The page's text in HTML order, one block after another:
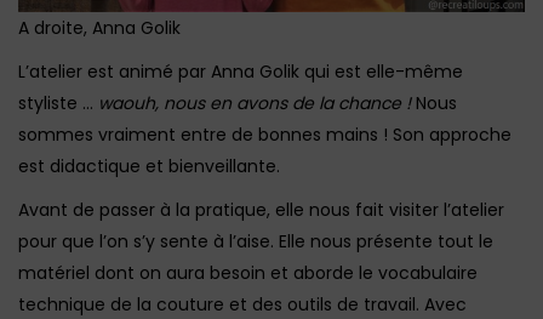
A droite, Anna Golik
L’atelier est animé par Anna Golik qui est elle-même
styliste … waouh, nous en avons de la chance !Nous
sommes vraiment entre de bonnes mains ! Son approche
est didactique et bienveillante.
Avant de passer à la pratique, elle nous fait visiter l’atelier
pour que l’on s’y sente à l’aise. Elle nous présente tout le
matériel dont on aura besoin et aborde le vocabulaire
technique de la couture et des outils de travail. Avec